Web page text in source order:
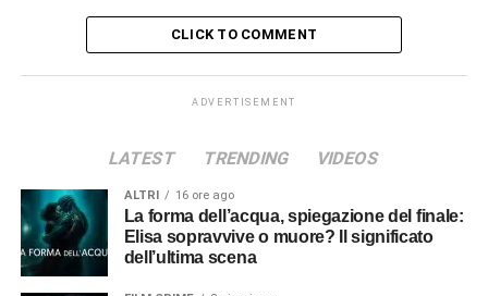
CLICK TO COMMENT
ADVERTISEMENT
LATEST TRENDING VIDEOS
ALTRI 16 ore ago
La forma dell’acqua, spiegazione del finale:
Elisa sopravvive o muore? Il significato
dell’ultima scena